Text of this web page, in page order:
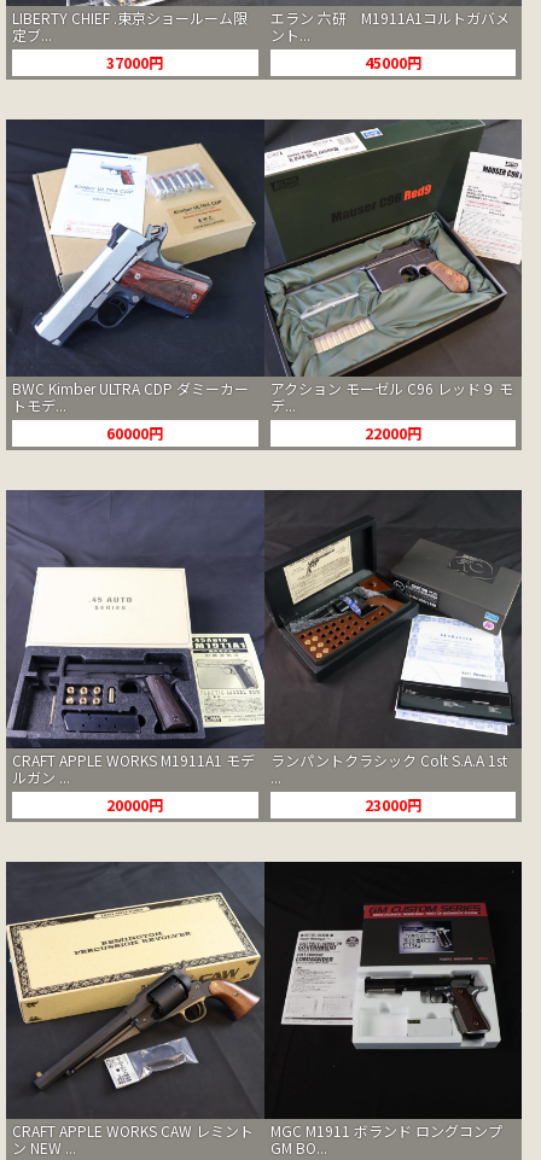
LIBERTY CHIEF .東京ショールーム限
定ブ...
37000円
エラン 六研 M1911A1コルトガバメ
ント...
45000円
BWC Kimber ULTRA CDP ダミーカー
トモデ...
60000円
アクション モーゼル C96 レッド９ モ
デ...
22000円
CRAFT APPLE WORKS M1911A1 モデ
ルガン ...
20000円
ランパントクラシック Colt S.A.A 1st
...
23000円
CRAFT APPLE WORKS CAW レミント
ン NEW ...
MGC M1911 ボランド ロングコンプ
GM BO...